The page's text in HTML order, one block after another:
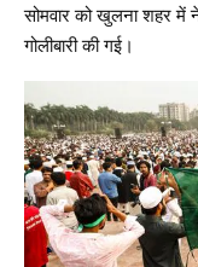
सोमवार को खुलना शहर में
गोलीबारी की गई।